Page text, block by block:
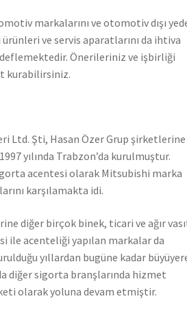
markalarını ve otomotiv dışı
ve servis aparatlarını da ihtiva
Önerileriniz ve işbirliği
kurabilirsiniz.
Ltd. Şti, Hasan Özer Grup şirketlerine
yılında Trabzon’da kurulmuştur.
acentesi olarak Mitsubishi marka
karşılamakta idi.
diğer birçok binek, ticari ve ağır
ile acenteliği yapılan markalar da
yıllardan bugüne kadar
diğer sigorta branşlarında hizmet
olarak yoluna devam etmiştir.